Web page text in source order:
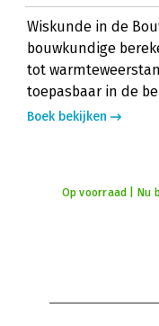
Wiskunde in de
bouwkundige
tot
toepasbaar in de
Boek bekijken
Op voorraad | Nu